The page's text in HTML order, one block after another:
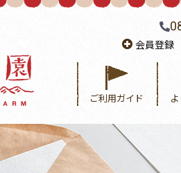
会員登録
ご利用ガイド